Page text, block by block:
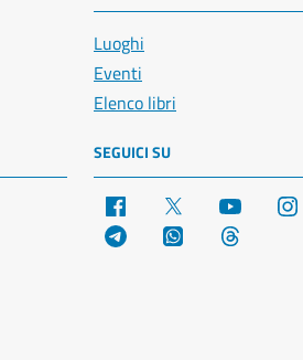
Luoghi
Eventi
Elenco libri
SEGUICI SU
Facebook YouTube
Telegram WhatsApp